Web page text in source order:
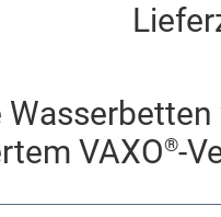
VAXO®-